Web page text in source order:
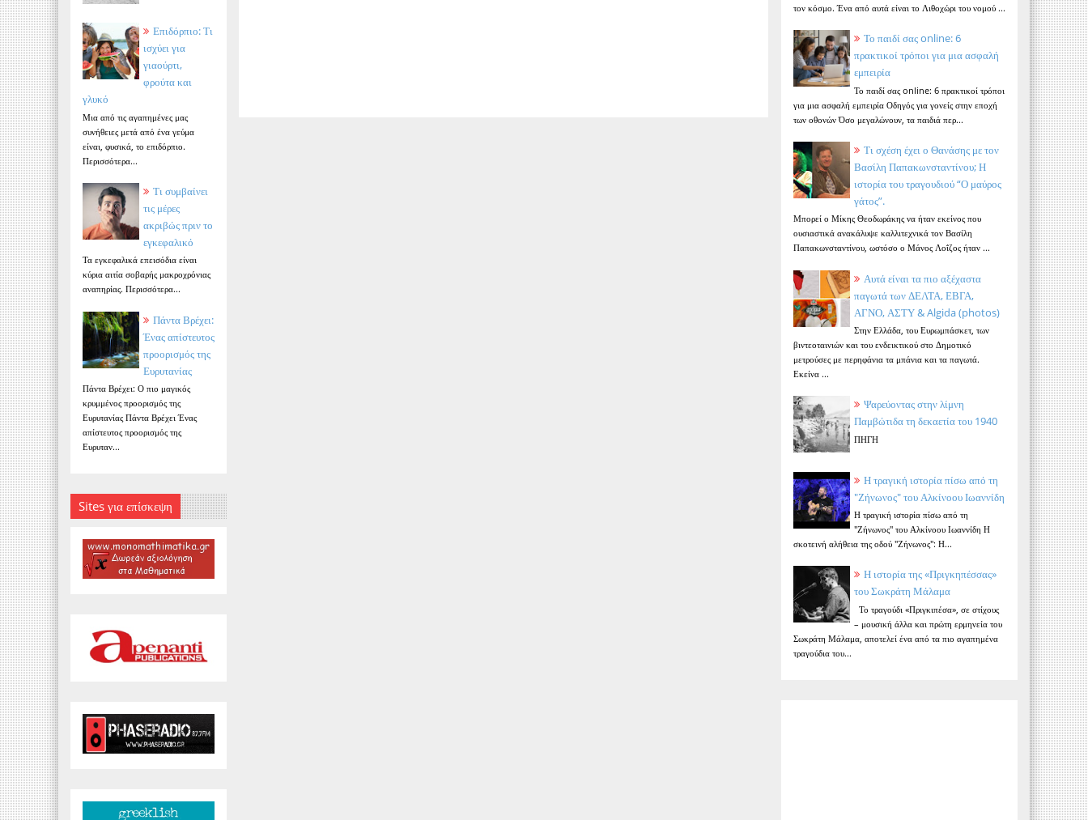
Επιδόρπιο: Τι
ισχύει για
γιαούρτι,
φρούτα και
γλυκό
Μια από τις αγαπημένες μας
συνήθειες μετά από ένα γεύμα
είναι, φυσικά, το επιδόρπιο.
Περισσότερα...
Τι συμβαίνει
τις μέρες
ακριβώς πριν το
εγκεφαλικό
Τα εγκεφαλικά επεισόδια είναι
κύρια αιτία σοβαρής μακροχρόνιας
αναπηρίας. Περισσότερα...
Πάντα Βρέχει:
Ένας απίστευτος
προορισμός της
Ευρυτανίας
Πάντα Βρέχει: Ο πιο μαγικός
κρυμμένος προορισμός της
Ευρυτανίας Πάντα Βρέχει Ένας
απίστευτος προορισμός της
Ευρυταν...
Sites για επίσκεψη
τον κόσμο. Ένα από αυτά είναι το Λιθοχώρι του νομού ...
Το παιδί σας online: 6
πρακτικοί τρόποι για μια ασφαλή
εμπειρία
Το παιδί σας online: 6 πρακτικοί τρόποι
για μια ασφαλή εμπειρία Οδηγός για γονείς στην εποχή
των οθονών Όσο μεγαλώνουν, τα παιδιά περ...
Τι σχέση έχει ο Θανάσης με τον
Βασίλη Παπακωνσταντίνου; Η
ιστορία του τραγουδιού “Ο μαύρος
γάτος”.
Μπορεί ο Μίκης Θεοδωράκης να ήταν εκείνος που
ουσιαστικά ανακάλυψε καλλιτεχνικά τον Βασίλη
Παπακωνσταντίνου, ωστόσο ο Μάνος Λοΐζος ήταν ...
Αυτά είναι τα πιο αξέχαστα
παγωτά των ΔΕΛΤΑ, ΕΒΓΑ,
ΑΓΝΟ, ΑΣΤΥ & Algida (photos)
Στην Ελλάδα, του Ευρωμπάσκετ, των
βιντεοταινιών και του ενδεικτικού στο Δημοτικό
μετρούσες με περηφάνια τα μπάνια και τα παγωτά.
Εκείνα ...
Ψαρεύοντας στην λίμνη
Παμβώτιδα τη δεκαετία του 1940
ΠΗΓΗ
Η τραγική ιστορία πίσω από τη
"Ζήνωνος" του Αλκίνοου Ιωαννίδη
Η τραγική ιστορία πίσω από τη
"Ζήνωνος" του Αλκίνοου Ιωαννίδη Η
σκοτεινή αλήθεια της οδού "Ζήνωνος": Η...
Η ιστορία της «Πριγκηπέσσας»
του Σωκράτη Μάλαμα
Το τραγούδι «Πριγκιπέσα», σε στίχους
– μουσική άλλα και πρώτη ερμηνεία του
Σωκράτη Μάλαμα, αποτελεί ένα από τα πιο αγαπημένα
τραγούδια του...